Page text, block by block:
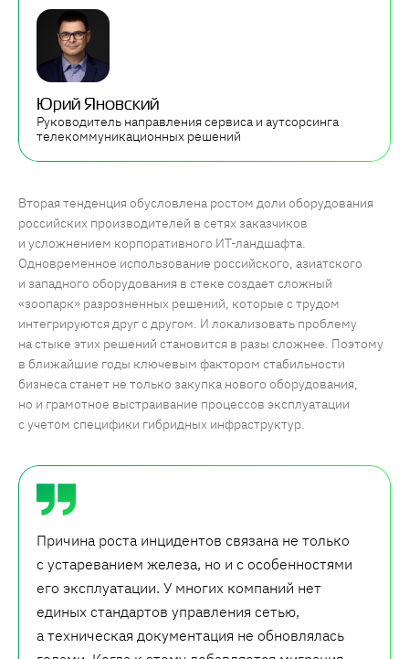
Юрий Яновский
Руководитель направления сервиса и аутсорсинга
телекоммуникационных решений
Вторая тенденция обусловлена ростом доли оборудования
российских производителей в сетях заказчиков
и усложнением корпоративного ИТ-ландшафта.
Одновременное использование российского, азиатского
и западного оборудования в стеке создает сложный
«зоопарк» разрозненных решений, которые с трудом
интегрируются друг с другом. И локализовать проблему
на стыке этих решений становится в разы сложнее. Поэтому
в ближайшие годы ключевым фактором стабильности
бизнеса станет не только закупка нового оборудования,
но и грамотное выстраивание процессов эксплуатации
с учетом специфики гибридных инфраструктур.
Причина роста инцидентов связана не только
с устареванием железа, но и с особенностями
его эксплуатации. У многих компаний нет
единых стандартов управления сетью,
а техническая документация не обновлялась